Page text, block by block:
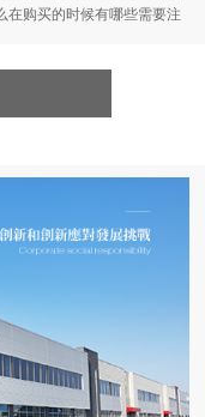
在购买的时候有哪些需要注